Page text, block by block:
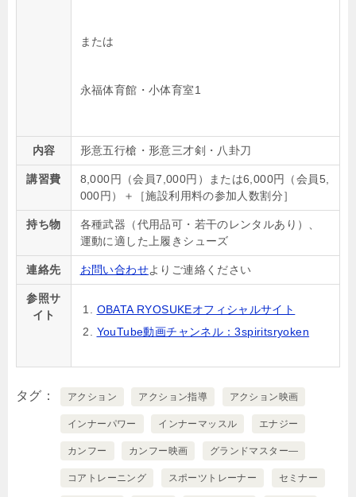
または
永福体育館・小体育室1
内容 形意五行槍・形意三才剣・八卦刀
講習費 8,000円（会員7,000円）または6,000円（会員5,
000円）＋［施設利用料の参加人数割分］
持ち物
各種武器（代用品可・若干のレンタルあり）、
運動に適した上履きシューズ
連絡先 お問い合わせよりご連絡ください
参照サ
イト
OBATA RYOSUKEオフィシャルサイト
YouTube動画チャンネル：3spiritsryoken
タグ アクション アクション指導 アクション映画
インナーパワー インナーマッスル エナジー
カンフー カンフー映画 グランドマスター―
コアトレーニング スポーツトレーナー セミナー